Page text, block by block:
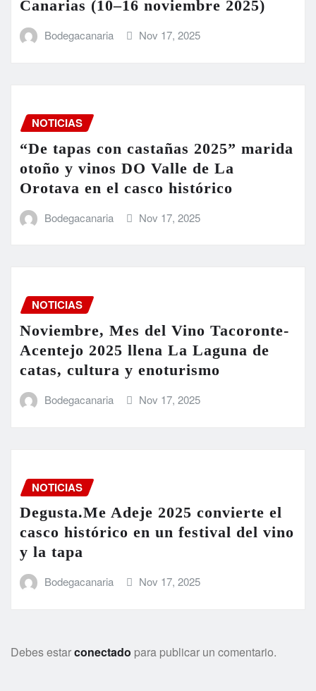
Canarias (10–16 noviembre 2025)
Bodegacanaria Nov 17, 2025
NOTICIAS
“De tapas con castañas 2025” marida
otoño y vinos DO Valle de La
Orotava en el casco histórico
Bodegacanaria Nov 17, 2025
NOTICIAS
Noviembre, Mes del Vino Tacoronte-
Acentejo 2025 llena La Laguna de
catas, cultura y enoturismo
Bodegacanaria Nov 17, 2025
NOTICIAS
Degusta.Me Adeje 2025 convierte el
casco histórico en un festival del vino
y la tapa
Bodegacanaria Nov 17, 2025
Debes estarconectado para publicar un comentario.